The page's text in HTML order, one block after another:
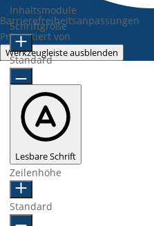
Barrierefreiheitsanpassungen
Präsentiert von
Werkzeugleiste ausblenden
Inhaltsmodule
Schriftgröße
Standard
Lesbare Schrift
Zeilenhöhe
Standard